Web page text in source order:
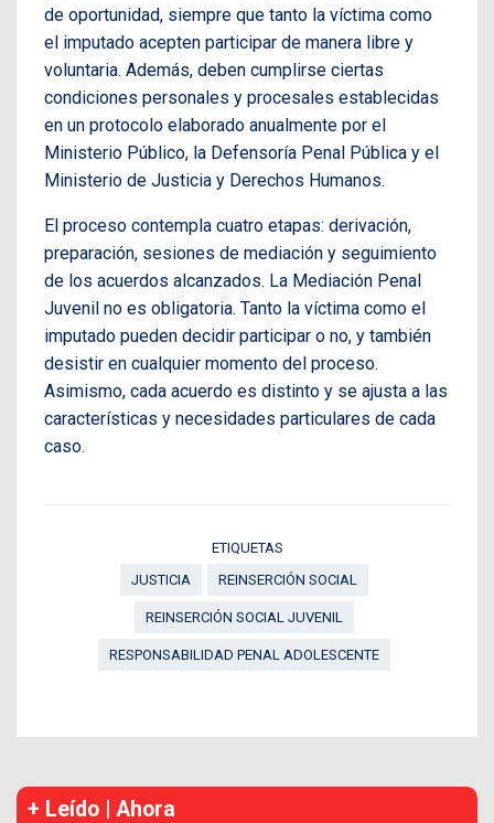
de oportunidad, siempre que tanto la víctima como
el imputado acepten participar de manera libre y
voluntaria. Además, deben cumplirse ciertas
condiciones personales y procesales establecidas
en un protocolo elaborado anualmente por el
Ministerio Público, la Defensoría Penal Pública y el
Ministerio de Justicia y Derechos Humanos.
El proceso contempla cuatro etapas: derivación,
preparación, sesiones de mediación y seguimiento
de los acuerdos alcanzados. La Mediación Penal
Juvenil no es obligatoria. Tanto la víctima como el
imputado pueden decidir participar o no, y también
desistir en cualquier momento del proceso.
Asimismo, cada acuerdo es distinto y se ajusta a las
características y necesidades particulares de cada
caso.
ETIQUETAS
JUSTICIA
REINSERCIÓN SOCIAL
REINSERCIÓN SOCIAL JUVENIL
RESPONSABILIDAD PENAL ADOLESCENTE
+ Leído | Ahora